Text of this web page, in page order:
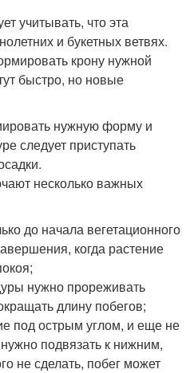
учитывать, что эта
и букетных ветвях.
крону нужной
быстро, но новые
нужную форму и
следует приступать
несколько важных
до начала вегетационного
когда растение
нужно прореживать
длину побегов;
под острым углом, и еще не
подвязать к нижним,
не сделать, побег может